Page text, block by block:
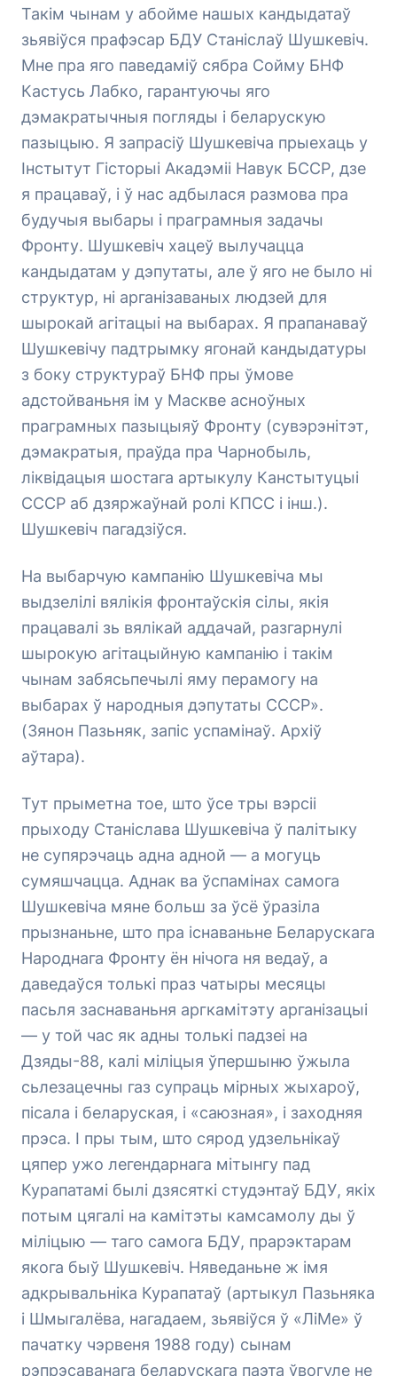
Такім чынам у абойме нашых кандыдатаў
зьявіўся прафэсар БДУ Станіслаў Шушкевіч.
Мне пра яго паведаміў сябра Сойму БНФ
Кастусь Лабко, гарантуючы яго
дэмакратычныя погляды і беларускую
пазыцыю. Я запрасіў Шушкевіча прыехаць у
Інстытут Гісторыі Акадэміі Навук БССР, дзе
я працаваў, і ў нас адбылася размова пра
будучыя выбары і праграмныя задачы
Фронту. Шушкевіч хацеў вылучацца
кандыдатам у дэпутаты, але ў яго не было ні
структур, ні арганізаваных людзей для
шырокай агітацыі на выбарах. Я прапанаваў
Шушкевічу падтрымку ягонай кандыдатуры
з боку структураў БНФ пры ўмове
адстойваньня ім у Маскве асноўных
праграмных пазыцыяў Фронту (сувэрэнітэт,
дэмакратыя, праўда пра Чарнобыль,
ліквідацыя шостага артыкулу Канстытуцыі
СССР аб дзяржаўнай ролі КПСС і інш.).
Шушкевіч пагадзіўся.
На выбарчую кампанію Шушкевіча мы
выдзелілі вялікія фронтаўскія сілы, якія
працавалі зь вялікай аддачай, разгарнулі
шырокую агітацыйную кампанію і такім
чынам забясьпечылі яму перамогу на
выбарах ў народныя дэпутаты СССР».
(Зянон Пазьняк, запіс успамінаў. Архіў
аўтара).
Тут прыметна тое, што ўсе тры вэрсіі
прыходу Станіслава Шушкевіча ў палітыку
не супярэчаць адна адной — а могуць
сумяшчацца. Аднак ва ўспамінах самога
Шушкевіча мяне больш за ўсё ўразіла
прызнаньне, што пра існаваньне Беларускага
Народнага Фронту ён нічога ня ведаў, а
даведаўся толькі праз чатыры месяцы
пасьля заснаваньня аргкамітэту арганізацыі
— у той час як адны толькі падзеі на
Дзяды-88, калі міліцыя ўпершыню ўжыла
сьлезацечны газ супраць мірных жыхароў,
пісала і беларуская, і «саюзная», і заходняя
прэса. І пры тым, што сярод удзельнікаў
цяпер ужо легендарнага мітынгу пад
Курапатамі былі дзясяткі студэнтаў БДУ, якіх
потым цягалі на камітэты камсамолу ды ў
міліцыю — таго самога БДУ, прарэктарам
якога быў Шушкевіч. Няведаньне ж імя
адкрывальніка Курапатаў (артыкул Пазьняка
і Шмыгалёва, нагадаем, зьявіўся ў «ЛіМе» ў
пачатку чэрвеня 1988 году) сынам
рэпрэсаванага беларускага паэта ўвогуле не